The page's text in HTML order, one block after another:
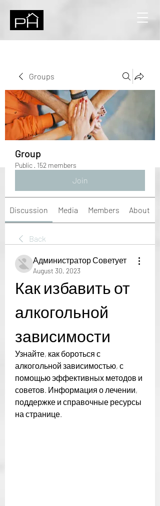
Groups
Group
Public · 152 members
Join
Discussion Media Members About
Back
Администратор Советует
August 30, 2023
Как избавить от
алкогольной
зависимости
Узнайте, как бороться с
алкогольной зависимостью, с
помощью эффективных методов и
советов. Информация о лечении,
поддержке и справочные ресурсы
на странице.